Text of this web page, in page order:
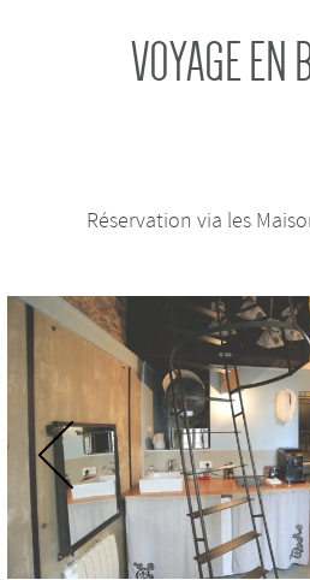
VOYAGE EN
Réservation via les
Previous